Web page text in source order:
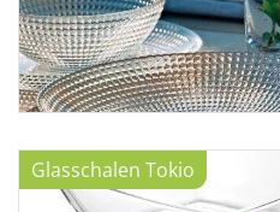
Glasschalen Tokio